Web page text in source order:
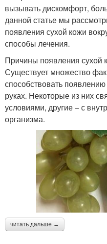
вызывать дискомфорт,
данной статье мы
появления сухой кожи
способы лечения.
Причины появления сухой
Существует множество
способствовать
руках. Некоторые из них
условиями, другие – с
организма.
читать дальше →